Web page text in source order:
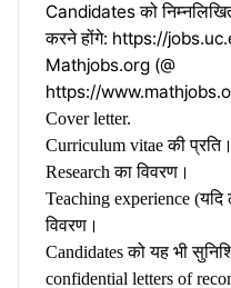
Candidates को
करने होंगे: https://
Mathjobs.org (@
https://
Cover letter.
Curriculum vitae की प्रति।
Research का विवरण।
Teaching experience
विवरण।
Candidates को यह भी
confidential letters of